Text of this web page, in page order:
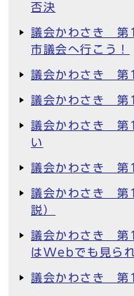
否決
議会かわさき 第
市議会へ行こう！
議会かわさき 第
議会かわさき 第
議会かわさき 第
い
議会かわさき 第
議会かわさき 第
説）
議会かわさき 第
はWebでも見られ
議会かわさき